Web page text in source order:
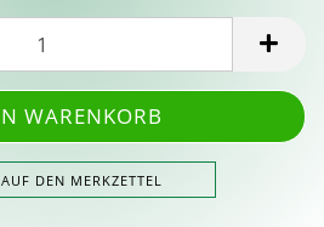
AUF DEN MERKZETTEL